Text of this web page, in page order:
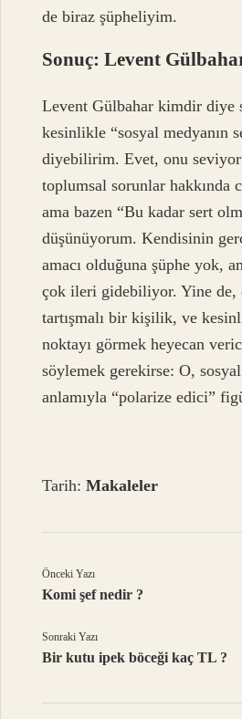
de biraz şüpheliyim.
Sonuç: Levent
Levent Gülbahar kimdir diye
kesinlikle “sosyal medyanın
diyebilirim. Evet, onu
toplumsal sorunlar hakkında
ama bazen “Bu kadar sert
düşünüyorum. Kendisinin
amacı olduğuna şüphe yok,
çok ileri gidebiliyor. Yine de,
tartışmalı bir kişilik, ve
noktayı görmek heyecan
söylemek gerekirse: O,
anlamıyla “polarize edici”
Tarih:Makaleler
Önceki Yazı
Komi şef nedir ?
Sonraki Yazı
Bir kutu ipek böceği kaç TL ?